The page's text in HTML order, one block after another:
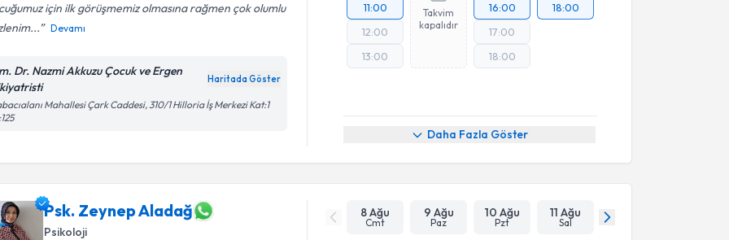
için ilk görüşmemiz olmasına rağmen çok olumlu
Devamı
Dr. Nazmi Akkuzu Çocuk ve Ergen
Haritada Göster
Mahallesi Çark Caddesi, 310/1 Hilloria İş Merkezi Kat:1
11:00
12:00
13:00
Takvim
kapalıdır
16:00
17:00
18:00
18:00
Daha Fazla Göster
Psk. Zeynep Aladağ
Psikoloji
8 Ağu
Cmt
9 Ağu
Paz
10 Ağu
Pzt
11 Ağu
Sal